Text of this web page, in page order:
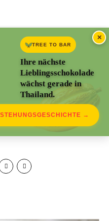
×
TREE TO BAR
Ihre nächste
Lieblingsschokolade
wächst gerade in
Thailand.
→